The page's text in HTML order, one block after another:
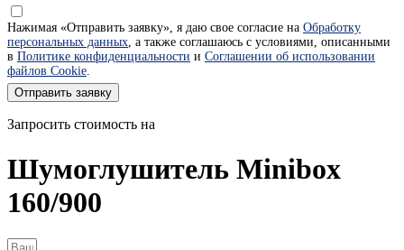
Нажимая «Отправить заявку», я даю свое согласие на Обработку
персональных данных, а также соглашаюсь с условиями, описанными
в Политике конфиденциальности и Соглашении об использовании
файлов Cookie.
Отправить заявку
Запросить стоимость на
Шумоглушитель Minibox
160/900